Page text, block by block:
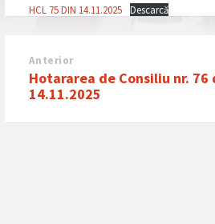
HCL 75 DIN 14.11.2025 Descarcă
Anterior
Hotararea de Consiliu nr. 76
14.11.2025